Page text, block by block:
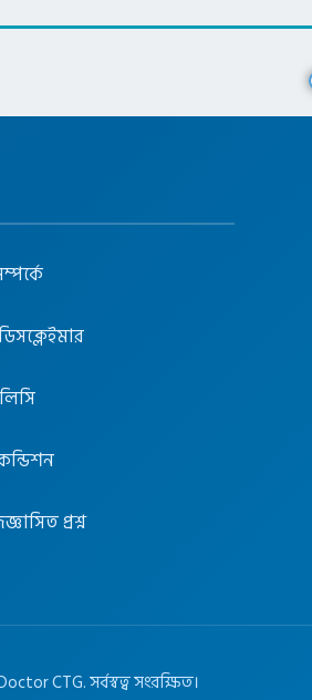
প্রশ্ন
CTG. সর্বস্বত্ব সংরক্ষিত।